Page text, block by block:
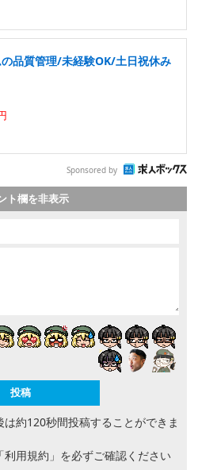
品質管理/未経験OK/土日祝休み
Sponsored by
ト欄を非表示
約120秒間投稿することができま
「利用規約」 を必ずご確認ください